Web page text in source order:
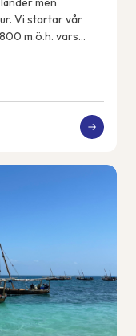
Vi startar vår
m.ö.h. vars